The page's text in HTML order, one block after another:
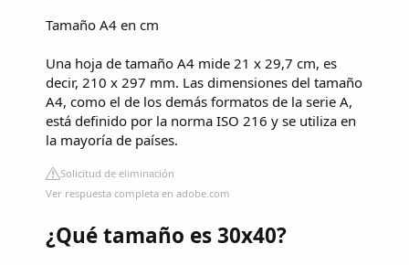
Tamaño A4 en cm
Una hoja de tamaño A4 mide 21 x 29,7 cm, es
decir, 210 x 297 mm. Las dimensiones del tamaño
A4, como el de los demás formatos de la serie A,
está definido por la norma ISO 216 y se utiliza en
la mayoría de países.
Solicitud de eliminación
Ver respuesta completa en adobe.com
¿Qué tamaño es 30x40?